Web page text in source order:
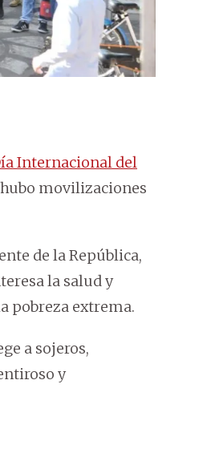
Internacional del
movilizaciones
de la República,
la salud y
pobreza extrema.
a sojeros,
y